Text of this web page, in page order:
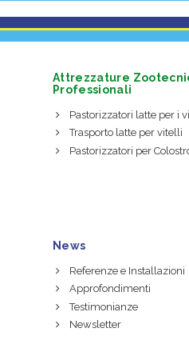
Attrezzature
Professionali
Pastorizzatori latte per i
Trasporto latte per vitelli
Pastorizzatori per
News
Referenze e Installazioni
Approfondimenti
Testimonianze
Newsletter